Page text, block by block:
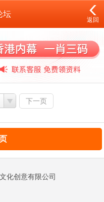
坛
返回
下一页
化创意有限公司